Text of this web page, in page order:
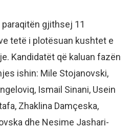
gjithsej 11
tetë i plotësuan kushtet e
Kandidatët që kaluan fazën
ishin: Mile Stojanovski,
Ismail Sinani, Usein
Zhaklina Damçeska,
dhe Nesime Jashari-